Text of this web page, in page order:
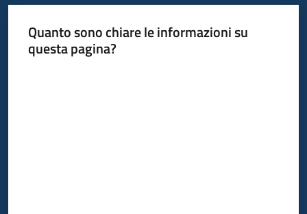
Quanto sono chiare le informazioni su
questa pagina?